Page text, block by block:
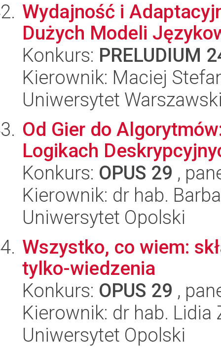
Wydajność i
Dużych Modeli
Konkurs: PRELUDIUM
Kierownik: Maciej
Uniwersytet
Od Gier do
Logikach
Konkurs: OPUS 29 ,
Kierownik: dr hab.
Uniwersytet Opolski
Wszystko, co wiem:
tylko-wiedzenia
Konkurs: OPUS 29 ,
Kierownik: dr hab. Lidia
Uniwersytet Opolski